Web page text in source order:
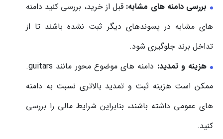
بررسی دامنه های مشابه: قبل از خرید، بررسی کنید دامنه
های مشابه در پسوندهای دیگر ثبت نشده باشند تا از
تداخل برند جلوگیری شود.
هزینه و تمدید:
دامنه های موضوع محور مانند ‎.guitars‎
ممکن است هزینه ثبت و تمدید بالاتری نسبت به دامنه
های عمومی داشته باشند، بنابراین شرایط مالی را بررسی
کنید.